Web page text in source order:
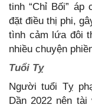
tinh “Chỉ Bối” áp
đặt điều thị phi,
tình cảm lứa đôi
nhiều chuyện
Tuổi Tỵ
Người tuổi Tỵ
Dần 2022 nên